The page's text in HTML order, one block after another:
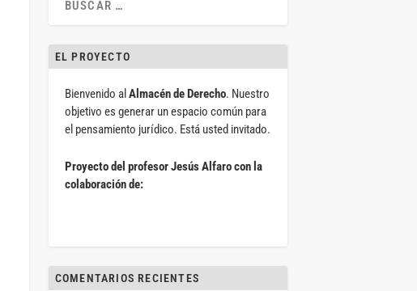
EL PROYECTO
Bienvenido al Almacén de Derecho. Nuestro
objetivo es generar un espacio común para
el pensamiento jurídico. Está usted invitado.
Proyecto del profesor Jesús Alfaro con la
colaboración de:
COMENTARIOS RECIENTES